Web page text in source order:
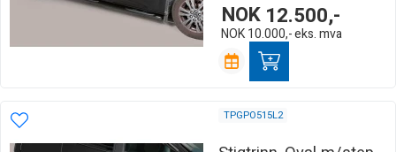
NOK 12.500,-
NOK 10.000,-eks. mva
TPGPO515L2